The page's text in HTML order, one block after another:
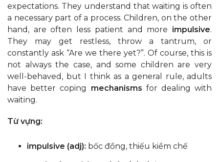
expectations. They understand that waiting is often
a necessary part of a process. Children, on the other
hand, are often less patient and more impulsive.
They may get restless, throw a tantrum, or
constantly ask “Are we there yet?”. Of course, this is
not always the case, and some children are very
well-behaved, but I think as a general rule, adults
have better coping mechanisms for dealing with
waiting.
Từ vựng:
impulsive (adj): bốc đồng, thiếu kiềm chế